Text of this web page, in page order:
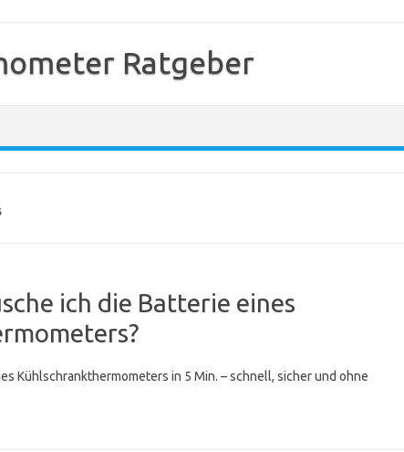
Ratgeber
ich die Batterie eines
Kühlschrankthermometers in 5 Min. – schnell, sicher und ohne